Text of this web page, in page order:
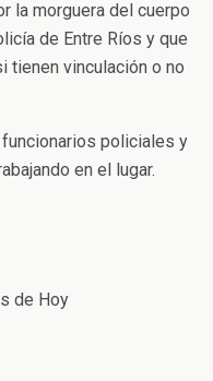
la morguera del cuerpo
de Entre Ríos y que
tienen vinculación o no
policiales y
en el lugar.
de Hoy